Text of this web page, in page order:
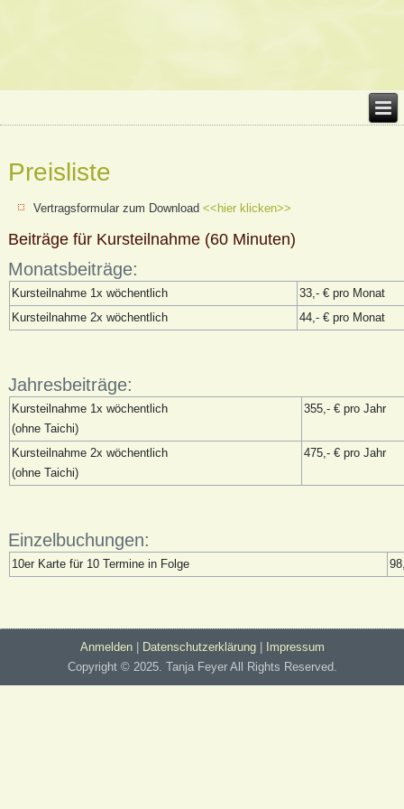
Preisliste
Vertragsformular zum Download<<hier klicken>>
Beiträge für Kursteilnahme (60 Minuten)
Monatsbeiträge:
Kursteilnahme 1x wöchentlich
33,- € pro Monat
Kursteilnahme 2x wöchentlich
44,- € pro Monat
Jahresbeiträge:
Kursteilnahme 1x wöchentlich
(ohne Taichi)
355,- € pro Jahr
Kursteilnahme 2x wöchentlich
(ohne Taichi)
475,- € pro Jahr
Einzelbuchungen:
10er Karte für 10 Termine in Folge
Anmelden| Datenschutzerklärung|
Impressum
Copyright © 2025. Tanja Feyer All Rights Reserved.